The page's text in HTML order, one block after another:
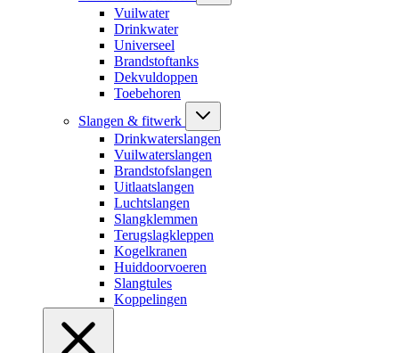
Vuilwater
Drinkwater
Universeel
Brandstoftanks
Dekvuldoppen
Toebehoren
Slangen & fitwerk
Drinkwaterslangen
Vuilwaterslangen
Brandstofslangen
Uitlaatslangen
Luchtslangen
Slangklemmen
Terugslagkleppen
Kogelkranen
Huiddoorvoeren
Slangtules
Koppelingen